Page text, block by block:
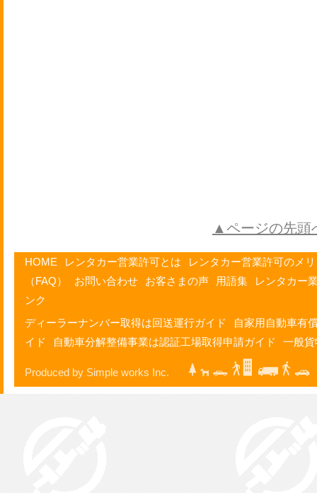
▲ページの先頭
HOME レンタカー営業許可とは
レンタカー営業許可のメ
（FAQ）
お問い合わせ お客さまの声 用語集
レンタカー
ンク
ディーラーナンバー取得は回送運行ガイド
自家用自動車有
イド
自動車分解整備事業は認証工場取得申請ガイド 一般
Produced by Simple works Inc.